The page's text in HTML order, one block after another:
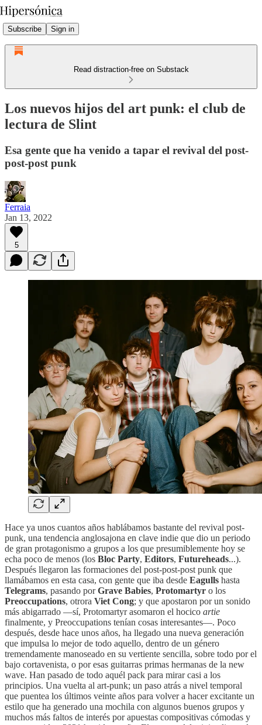
Subscribe Sign in
Read distraction-free on Substack
Los nuevos hijos del art punk: el club de
lectura de Slint
Esa gente que ha venido a tapar el revival del post-
post-post punk
Ferraia
Jan 13, 2022
5
Hace ya unos cuantos años hablábamos bastante del revival post-
punk, una tendencia anglosajona en clave indie que dio un periodo
de gran protagonismo a grupos a los que presumiblemente hoy se
echa poco de menos (los Bloc Party, Editors, Futureheads...).
Después llegaron las formaciones del post-post-post punk que
llamábamos en esta casa, con gente que iba desde Eagulls hasta
Telegrams, pasando porGrave Babies, Protomartyr o los
Preoccupations, otrora Viet Cong; y que apostaron por un sonido
más abigarrado —sí, Protomartyr asomaron el hocico artie
finalmente, y Preoccupations tenían cosas interesantes—. Poco
después, desde hace unos años, ha llegado una nueva generación
que impulsa lo mejor de todo aquello, dentro de un género
tremendamente manoseado en su vertiente sencilla, sobre todo por el
bajo cortavenista, o por esas guitarras primas hermanas de la new
wave. Han pasado de todo aquél pack para mirar casi a los
principios. Una vuelta al art-punk; un paso atrás a nivel temporal
que puentea los últimos veinte años para volver a hacer excitante un
estilo que ha generado una mochila con algunos buenos grupos y
muchos más faltos de interés por apuestas compositivas cómodas y